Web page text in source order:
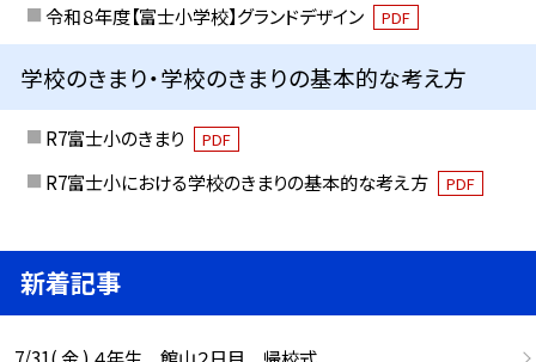
令和８年度【富士小学校】グランドデザイン PDF
学校のきまり・学校のきまりの基本的な考え方
R7富士小のきまり PDF
R7富士小における学校のきまりの基本的な考え方 PDF
新着記事